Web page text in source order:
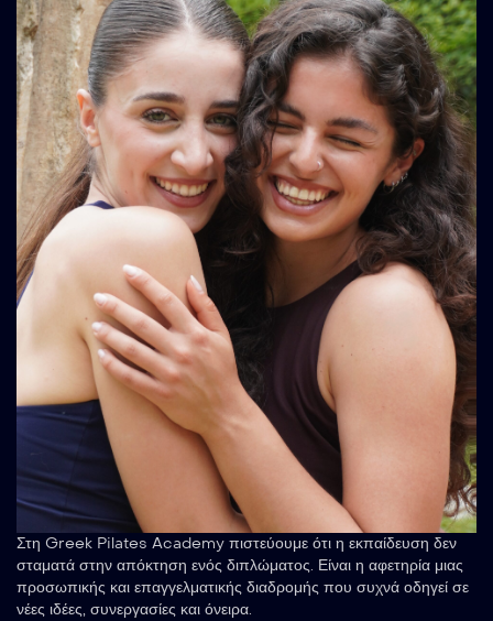
Στη Greek Pilates Academy πιστεύουμε ότι η εκπαίδευση δεν
σταματά στην απόκτηση ενός διπλώματος. Είναι η αφετηρία μιας
προσωπικής και επαγγελματικής διαδρομής που συχνά οδηγεί σε
νέες ιδέες, συνεργασίες και όνειρα.